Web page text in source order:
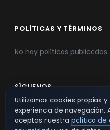
POLÍTICAS Y TÉRMINOS
No hay políticas publicadas.
SÍGUENOS
Utilizamos cookies propias
experiencia de navegación.
aceptas nuestra política de